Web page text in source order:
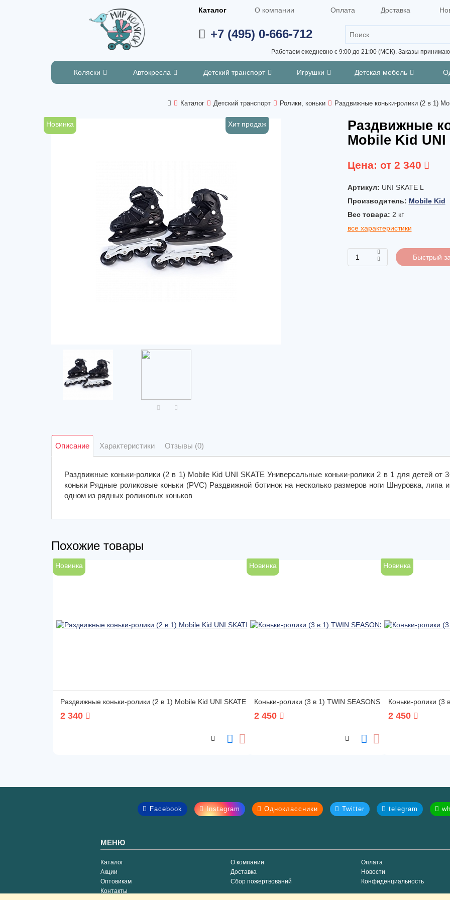
Каталог О компании Оплата Доставка
+7 (495) 0-666-712
Работаем ежедневно с 9:00 до 21:00 (МСК). Заказы
Коляски Автокресла Детский транспорт Игрушки Детская мебель
Каталог Детский транспорт Ролики, коньки Раздвижные коньки-ролики (2 в 1)
Новинка Хит продаж
Раздвижные
Mobile Kid UNI
Цена: от 2 340
Артикул: UNI SKATE L
Производитель: Mobile Kid
Вес товара: 2 кг
все характеристики
Быстрый
Описание Характеристики Отзывы (0)
Раздвижные коньки-ролики (2 в 1) Mobile Kid UNI SKATE Универсальные коньки-ролики 2 в 1 для детей от
коньки Рядные роликовые коньки (PVC) Раздвижной ботинок на несколько размеров ноги Шнуровка, липа
одном из рядных роликовых коньков
Похожие товары
Новинка
Раздвижные коньки-ролики (2 в 1) Mobile Kid UNI SKATE
2 340
Новинка
Коньки-ролики (3 в 1) TWIN SEASONS
2 450
Новинка
Коньки-ролики (3
2 450
Facebook Instagram Одноклассники Twitter telegram
МЕНЮ
Каталог О компании
Оплата
Акции
Доставка
Новости
Оптовикам
Сбор пожертвований
Конфиденциальность
Контакты